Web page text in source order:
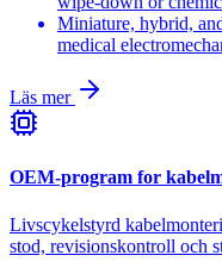
Miniature, hybrid,
medical
Läs mer
OEM-program for
Livscykelstyrd
stod, revisionskontroll och